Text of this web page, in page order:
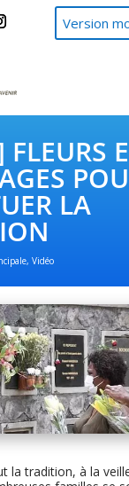
Version
LA
,Vidéo
la tradition, à la